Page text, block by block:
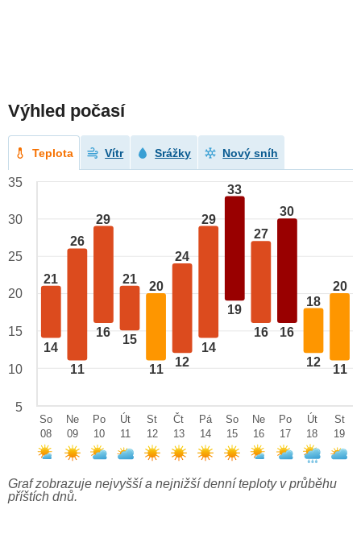
Výhled počasí
Teplota Vítr Srážky Nový sníh
21
14
26
11
29
16
21
15
20
11
24
12
29
14
33
19
27
16
30
16
18
12
20
11
35
30
25
20
15
10
5
So
08
Ne
09
Po
10
Út
11
St
12
Čt
13
Pá
14
So
15
Ne
16
Po
17
Út
18
St
19
Graf zobrazuje nejvyšší a nejnižší denní teploty v průběhu
příštích dnů.